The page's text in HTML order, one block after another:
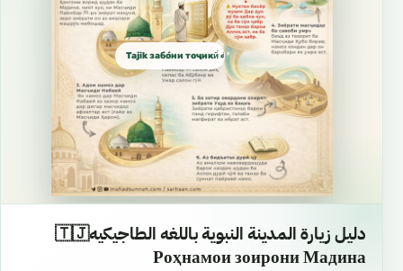
Tajik забо́ни тоҷикӣ́ الطاجيكية
دليل زيارة المدينة النبوية باللغه الطاجيكيه🇹🇯
Роҳнамои зоирони Мадина